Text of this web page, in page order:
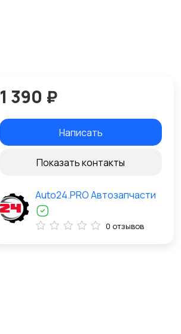
1 390 ₽
Написать
Показать контакты
Auto24.PRO Автозапчасти
0 отзывов